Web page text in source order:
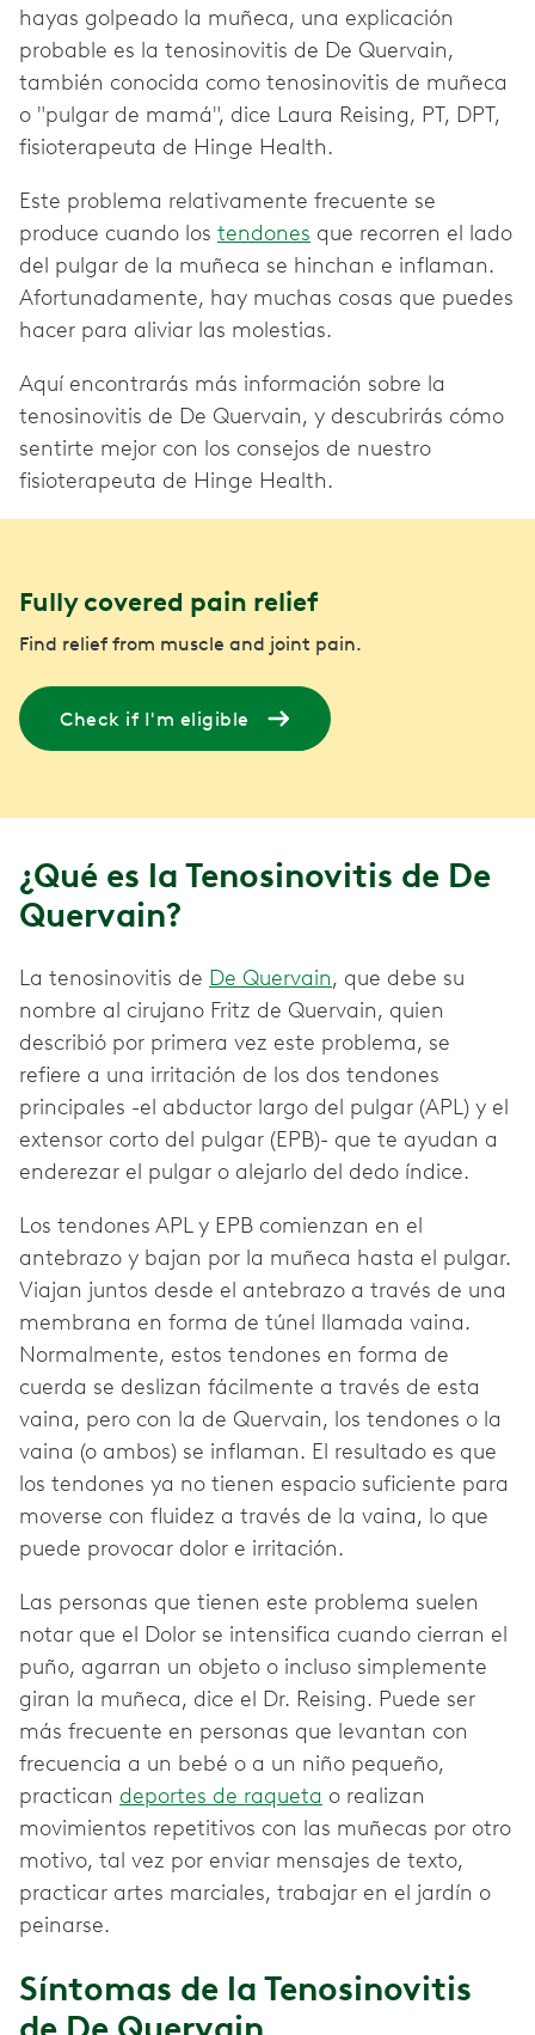
hayas golpeado la muñeca, una explicación
probable es la tenosinovitis de De Quervain,
también conocida como tenosinovitis de muñeca
o "pulgar de mamá", dice Laura Reising, PT, DPT,
fisioterapeuta de Hinge Health.
Este problema relativamente frecuente se
produce cuando los tendones que recorren el lado
del pulgar de la muñeca se hinchan e inflaman.
Afortunadamente, hay muchas cosas que puedes
hacer para aliviar las molestias.
Aquí encontrarás más información sobre la
tenosinovitis de De Quervain, y descubrirás cómo
sentirte mejor con los consejos de nuestro
fisioterapeuta de Hinge Health.
Fully covered pain relief
Find relief from muscle and joint pain.
Check if I'm eligible
¿Qué es la Tenosinovitis de De
Quervain?
La tenosinovitis de De Quervain, que debe su
nombre al cirujano Fritz de Quervain, quien
describió por primera vez este problema, se
refiere a una irritación de los dos tendones
principales -el abductor largo del pulgar (APL) y el
extensor corto del pulgar (EPB)- que te ayudan a
enderezar el pulgar o alejarlo del dedo índice.
Los tendones APL y EPB comienzan en el
antebrazo y bajan por la muñeca hasta el pulgar.
Viajan juntos desde el antebrazo a través de una
membrana en forma de túnel llamada vaina.
Normalmente, estos tendones en forma de
cuerda se deslizan fácilmente a través de esta
vaina, pero con la de Quervain, los tendones o la
vaina (o ambos) se inflaman. El resultado es que
los tendones ya no tienen espacio suficiente para
moverse con fluidez a través de la vaina, lo que
puede provocar dolor e irritación.
Las personas que tienen este problema suelen
notar que el Dolor se intensifica cuando cierran el
puño, agarran un objeto o incluso simplemente
giran la muñeca, dice el Dr. Reising. Puede ser
más frecuente en personas que levantan con
frecuencia a un bebé o a un niño pequeño,
practican deportes de raqueta o realizan
movimientos repetitivos con las muñecas por otro
motivo, tal vez por enviar mensajes de texto,
practicar artes marciales, trabajar en el jardín o
peinarse.
Síntomas de la Tenosinovitis